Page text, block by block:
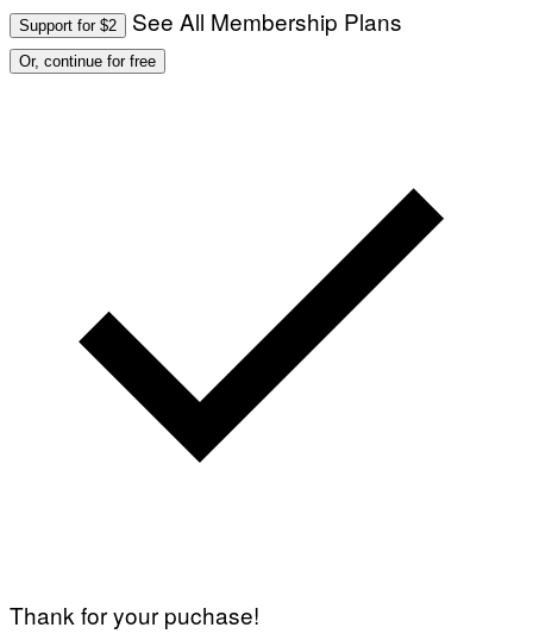
Support for $2 See All Membership Plans
Or, continue for free
Thank for your puchase!